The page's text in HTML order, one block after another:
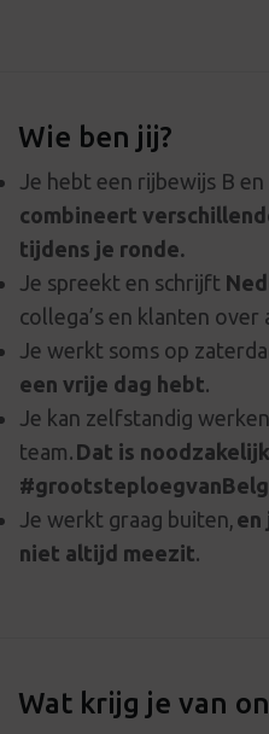
Wie ben jij?
Je hebt een rijbewijs B
combineert
tijdens je ronde.
Je spreekt en schrijft
collega’s en klanten over
Je werkt soms op
een vrije dag hebt.
Je kan zelfstandig
team. Dat is
Je werkt graag buiten, en
niet altijd meezit.
Wat krijg je van